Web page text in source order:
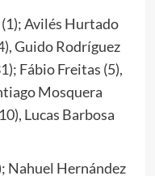
Avilés Hurtado
Guido Rodríguez
Fábio Freitas (5),
Mosquera
Lucas Barbosa
Nahuel Hernández